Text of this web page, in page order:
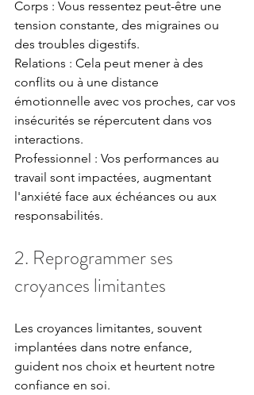
Corps : Vous ressentez peut-être une
tension constante, des migraines ou
des troubles digestifs.
Relations : Cela peut mener à des
conflits ou à une distance
émotionnelle avec vos proches, car vos
insécurités se répercutent dans vos
interactions.
Professionnel : Vos performances au
travail sont impactées, augmentant
l'anxiété face aux échéances ou aux
responsabilités.
2. Reprogrammer ses
croyances limitantes
Les croyances limitantes, souvent
implantées dans notre enfance,
guident nos choix et heurtent notre
confiance en soi.